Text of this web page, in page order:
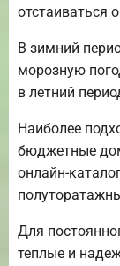
отстаиваться
В зимний
морозную
в летний
Наиболее
бюджетные
онлайн-
Для
теплые и